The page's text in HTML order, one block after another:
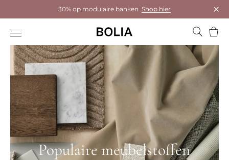
30% op modulaire banken. Shop hier
Populaire meubelstoffen